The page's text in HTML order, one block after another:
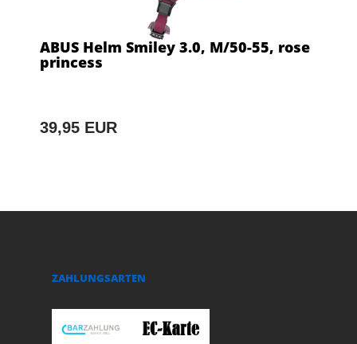
ABUS Helm Smiley 3.0, M/50-55, rose
princess
39,95 EUR
ZAHLUNGSARTEN